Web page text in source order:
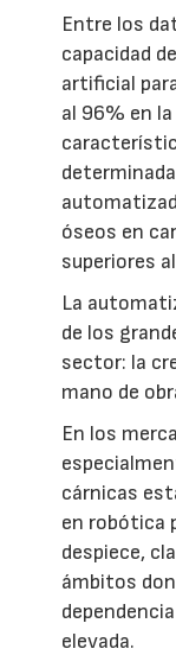
Entre los
capacidad
artificial
al 96% en
óseos en
superiores
La
de los
sector: la
mano de
En los
cárnicas
en robótica
despiece,
ámbitos
elevada.